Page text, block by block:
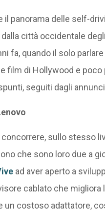
il panorama delle self-
città occidentale
fa, quando il solo
film di Hollywood e
seguiti dagli
sullo stesso
che sono loro due a
ad aver aperto a
cablato che
un costoso adattatore,